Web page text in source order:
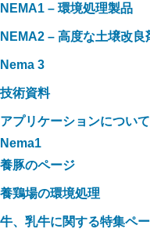
NEMA1 – 環境処理製品
NEMA2 – 高度な土壌改
Nema 3
技術資料
アプリケーションについて
Nema1
養豚のページ
養鶏場の環境処理
牛、乳牛に関する特集ペ